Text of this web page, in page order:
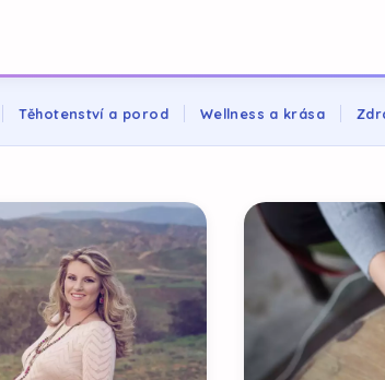
Těhotenství a porod Wellness a krása